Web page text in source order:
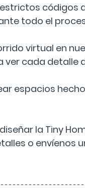
códigos
todo el
virtual en
ver cada detalle
espacios
la Tiny
o envíenos